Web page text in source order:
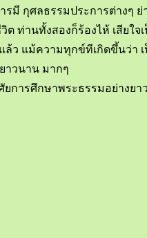
กุศลธรรมประการต่างๆ ย่
านทั้งสองก็ร้องไห้ เสียใ
ว แม้ความทุกข์ทีเกิดขึ้นว่
าวนาน มากๆ
ยการศึกษาพระธรรมอย่างยา